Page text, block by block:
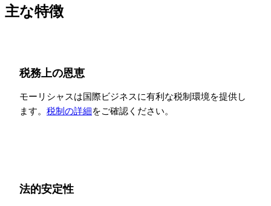
主な特徴
税務上の恩恵
モーリシャスは国際ビジネスに有利な税制環境を提供し
ます。 税制の詳細をご確認ください。
法的安定性